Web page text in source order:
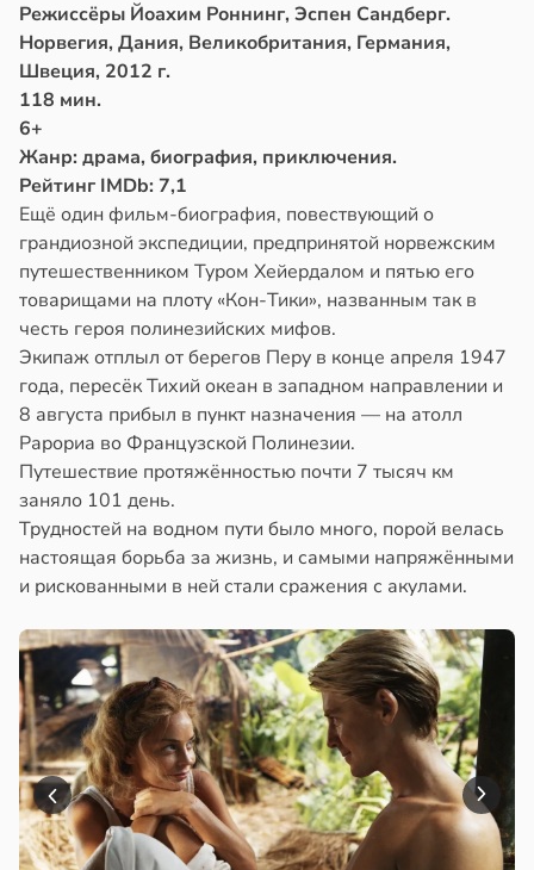
Режиссёры Йоахим Роннинг, Эспен Сандберг.
Норвегия, Дания, Великобритания, Германия,
Швеция, 2012 г.
118 мин.
6+
Жанр: драма, биография, приключения.
Рейтинг IMDb: 7,1
Ещё один фильм-биография, повествующий о
грандиозной экспедиции, предпринятой норвежским
путешественником Туром Хейердалом и пятью его
товарищами на плоту «Кон-Тики», названным так в
честь героя полинезийских мифов.
Экипаж отплыл от берегов Перу в конце апреля 1947
года, пересёк Тихий океан в западном направлении и
8 августа прибыл в пункт назначения — на атолл
Рарориа во Французской Полинезии.
Путешествие протяжённостью почти 7 тысяч км
заняло 101 день.
Трудностей на водном пути было много, порой велась
настоящая борьба за жизнь, и самыми напряжёнными
и рискованными в ней стали сражения с акулами.